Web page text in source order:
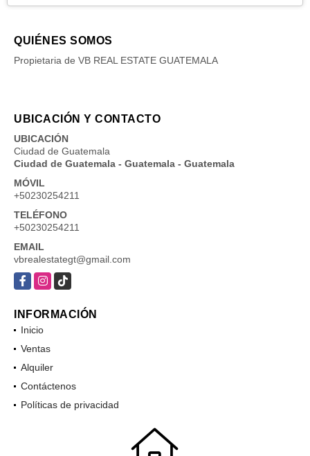
QUIÉNES SOMOS
Propietaria de VB REAL ESTATE GUATEMALA
UBICACIÓN Y CONTACTO
UBICACIÓN
Ciudad de Guatemala
Ciudad de Guatemala - Guatemala - Guatemala
MÓVIL
+50230254211
TELÉFONO
+50230254211
EMAIL
vbrealestategt@gmail.com
FacebookInstagram
TikTok
INFORMACIÓN
Inicio
Ventas
Alquiler
Contáctenos
Políticas de privacidad